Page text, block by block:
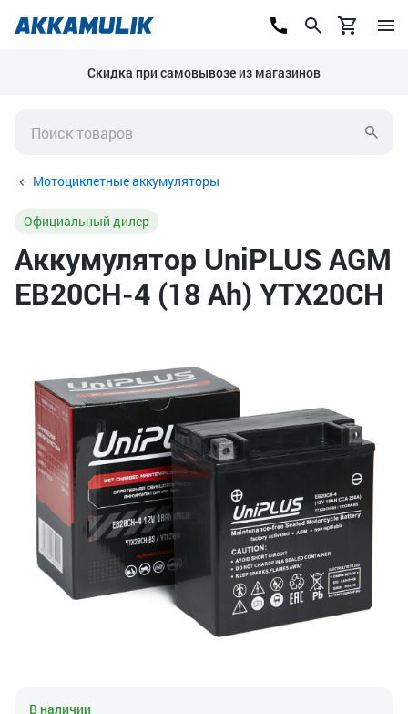
Скидка при самовывозе из магазинов
Мотоциклетные аккумуляторы
Официальный дилер
Аккумулятор UniPLUS AGM
EB20CH-4 (18 Ah) YTX20CH
В наличии